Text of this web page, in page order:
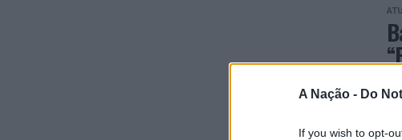
A Nação - Do
If you wish to opt-